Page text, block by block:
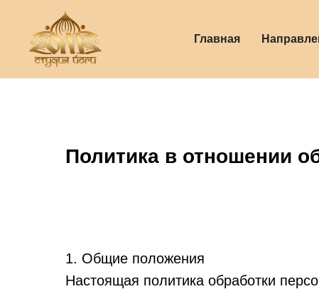
Главная
Политика в отношении
1. Общие положения
Настоящая политика обработки